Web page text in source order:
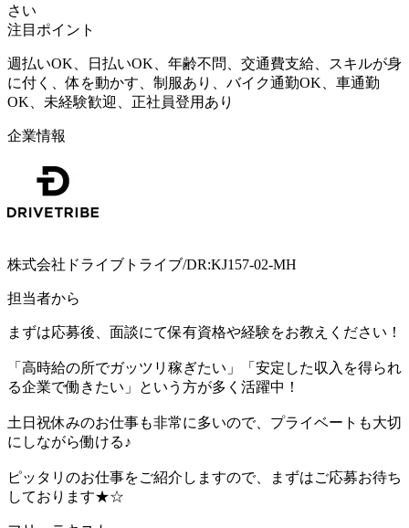
さい
注目ポイント
週払いOK、日払いOK、年齢不問、交通費支給、スキルが身
に付く、体を動かす、制服あり、バイク通勤OK、車通勤
OK、未経験歓迎、正社員登用あり
企業情報
株式会社ドライブトライブ/DR:KJ157-02-MH
担当者から
まずは応募後、面談にて保有資格や経験をお教えください！
「高時給の所でガッツリ稼ぎたい」「安定した収入を得られ
る企業で働きたい」という方が多く活躍中！
土日祝休みのお仕事も非常に多いので、プライベートも大切
にしながら働ける♪
ピッタリのお仕事をご紹介しますので、まずはご応募お待ち
しております★☆